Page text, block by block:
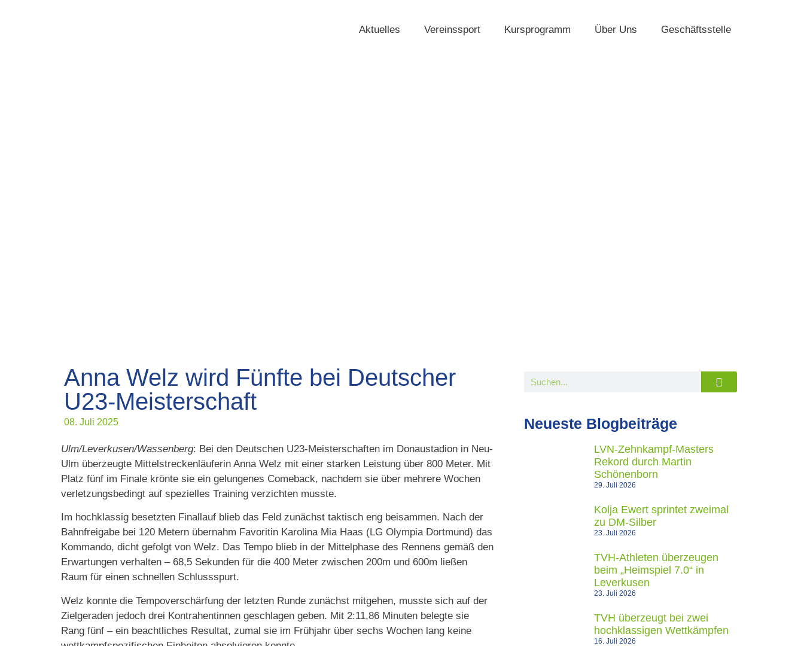
Aktuelles Vereinssport Kursprogramm Über Uns Geschäftsstelle
Anna Welz wird Fünfte bei Deutscher
U23-Meisterschaft
08. Juli 2025
Ulm/Leverkusen/Wassenberg: Bei den Deutschen U23-Meisterschaften im Donaustadion in Neu-
Ulm überzeugte Mittelstreckenläuferin Anna Welz mit einer starken Leistung über 800 Meter. Mit
Platz fünf im Finale krönte sie ein gelungenes Comeback, nachdem sie über mehrere Wochen
verletzungsbedingt auf spezielles Training verzichten musste.
Im hochklassig besetzten Finallauf blieb das Feld zunächst taktisch eng beisammen. Nach der
Bahnfreigabe bei 120 Metern übernahm Favoritin Karolina Mia Haas (LG Olympia Dortmund) das
Kommando, dicht gefolgt von Welz. Das Tempo blieb in der Mittelphase des Rennens gemäß den
Erwartungen verhalten – 68,5 Sekunden für die 400 Meter zwischen 200m und 600m ließen
Raum für einen schnellen Schlussspurt.
Welz konnte die Tempoverschärfung der letzten Runde zunächst mitgehen, musste sich auf der
Zielgeraden jedoch drei Kontrahentinnen geschlagen geben. Mit 2:11,86 Minuten belegte sie
Rang fünf – ein beachtliches Resultat, zumal sie im Frühjahr über sechs Wochen lang keine
Neueste Blogbeiträge
LVN-Zehnkampf-Masters
Rekord durch Martin
Schönenborn
29. Juli 2026
Kolja Ewert sprintet zweimal
zu DM-Silber
23. Juli 2026
TVH-Athleten überzeugen
beim „Heimspiel 7.0“ in
Leverkusen
23. Juli 2026
TVH überzeugt bei zwei
hochklassigen Wettkämpfen
16. Juli 2026